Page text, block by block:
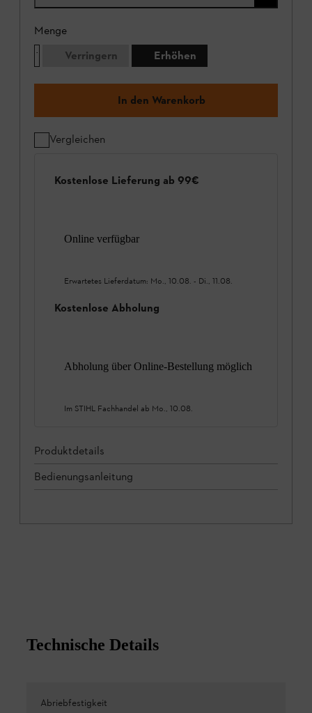
Menge
Verringern
Erhöhen
In den Warenkorb
Vergleichen
Kostenlose Lieferung ab 99€
Online verfügbar
Erwartetes Lieferdatum: Mo., 10.08. - Di., 11.08.
Kostenlose Abholung
Abholung über Online-Bestellung möglich
Im STIHL Fachhandel ab Mo., 10.08.
Produktdetails
Bedienungsanleitung
Technische Details
Abriebfestigkeit